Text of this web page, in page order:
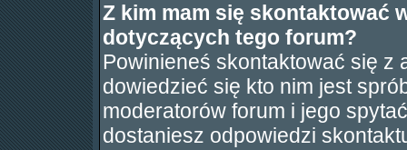
Z kim mam się skontaktować
dotyczących tego forum?
Powinieneś skontaktować się z
dowiedzieć się kto nim jest
moderatorów forum i jego
dostaniesz odpowiedzi